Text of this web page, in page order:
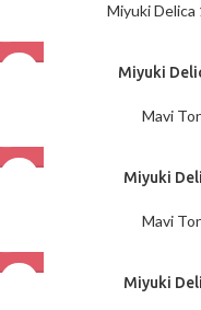
Miyuki Delica
Miyuki
Mavi
Miyuki
Mavi
Miyuki